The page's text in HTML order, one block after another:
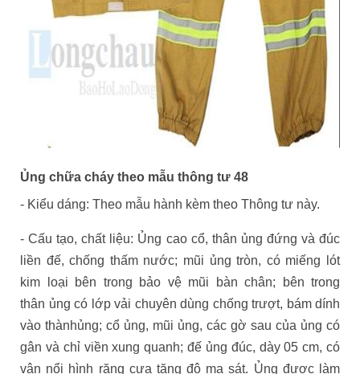
Ủng chữa cháy theo mẫu thông tư 48
- Kiểu dáng: Theo mẫu hành kèm theo Thông tư này.
- Cấu tạo, chất liệu: Ủng cao cổ, thân ủng đứng và đúc
liền đế, chống thấm nước; mũi ủng tròn, có miếng lót
kim loại bên trong bảo vệ mũi bàn chân; bên trong
thân ủng có lớp vải chuyên dùng chống trượt, bám dính
vào thànhủng; cổ ủng, mũi ủng, các gờ sau của ủng có
gân và chỉ viền xung quanh; đế ủng đúc, dày 05 cm, có
vân nổi hình răng cưa tăng độ ma sát. Ủng được làm